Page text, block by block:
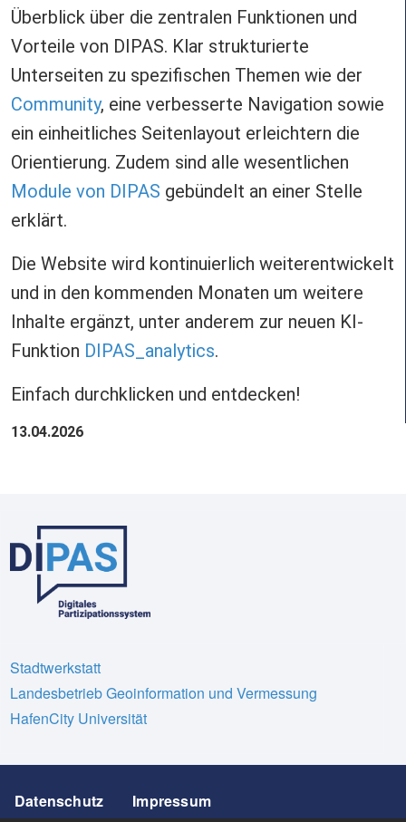
Überblick über die zentralen Funktionen und
Vorteile von DIPAS. Klar strukturierte
Unterseiten zu spezifischen Themen wie der
Community, eine verbesserte Navigation sowie
ein einheitliches Seitenlayout erleichtern die
Orientierung. Zudem sind alle wesentlichen
Module von DIPAS gebündelt an einer Stelle
erklärt.
Die Website wird kontinuierlich weiterentwickelt
und in den kommenden Monaten um weitere
Inhalte ergänzt, unter anderem zur neuen KI-
Funktion DIPAS_analytics.
Einfach durchklicken und entdecken!
13.04.2026
Stadtwerkstatt
Landesbetrieb Geoinformation und Vermessung
HafenCity Universität
Footer
Datenschutz Impressum